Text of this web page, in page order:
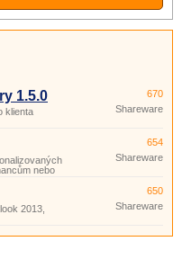
1.5.0
klienta
670
Shareware
nebo
654
Shareware
2013,
650
Shareware